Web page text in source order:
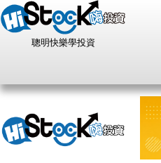
聰明快樂學投資